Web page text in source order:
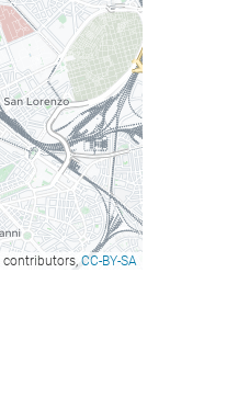
contributors, CC-BY-SA